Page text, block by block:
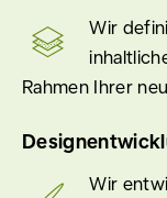
Wir
Rahmen Ihrer
Wir